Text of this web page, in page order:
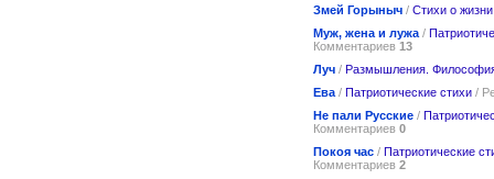
Змей Горыныч / Стихи о жизни
Муж, жена и лужа /
Комментариев 13
Луч / Размышления.
Ева / Патриотические стихи /
Не пали Русские /
Комментариев 0
Покоя час / Патриотические
Комментариев 2